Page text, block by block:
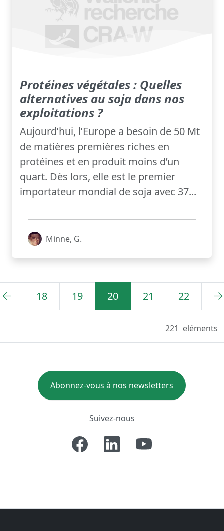
Protéines végétales : Quelles
alternatives au soja dans nos
exploitations ?
Aujourd’hui, l’Europe a besoin de 50 Mt
de matières premières riches en
protéines et en produit moins d’un
quart. Dès lors, elle est le premier
importateur mondial de soja avec 37...
Minne, G.
18 19 20 21 22
221 eléments
Abonnez-vous à nos newsletters
Suivez-nous